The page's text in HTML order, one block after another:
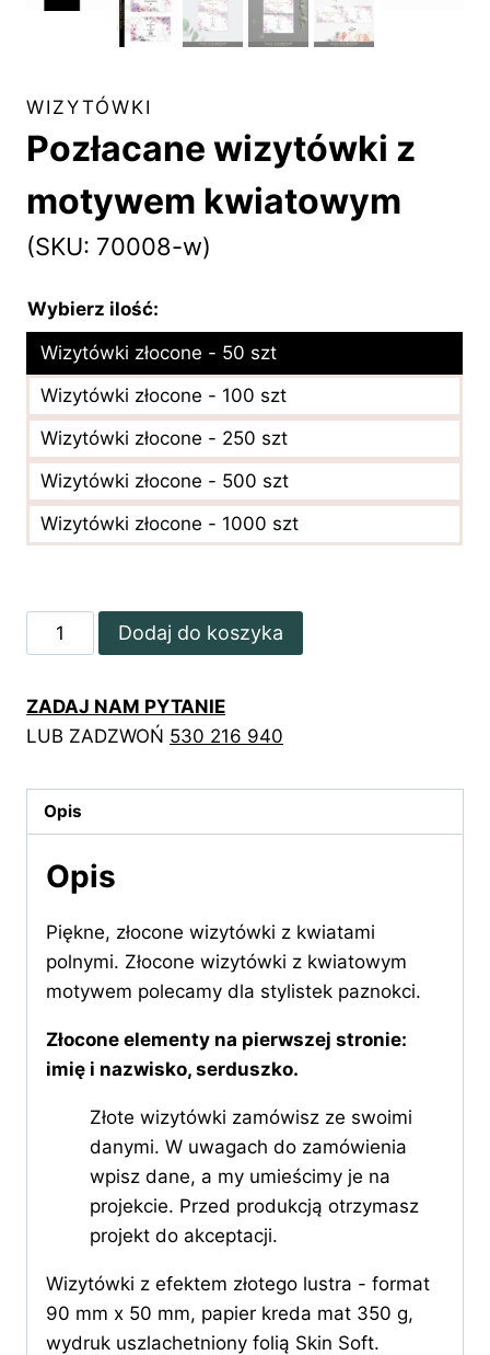
WIZYTÓWKI
Pozłacane wizytówki z
motywem kwiatowym
(SKU: 70008-w)
Wybierz ilość:
Wizytówki złocone - 50 szt
Wizytówki złocone - 100 szt
Wizytówki złocone - 250 szt
Wizytówki złocone - 500 szt
Wizytówki złocone - 1000 szt
ilość
Pozłacane
z
motywem
Dodaj do koszyka
ZADAJ NAM PYTANIE
LUB ZADZWOŃ 530 216 940
Opis
Opis
Piękne, złocone wizytówki z kwiatami
polnymi. Złocone wizytówki z kwiatowym
motywem polecamy dla stylistek paznokci.
Złocone elementy na pierwszej stronie:
imię i nazwisko, serduszko.
Złote wizytówki zamówisz ze swoimi
danymi. W uwagach do zamówienia
wpisz dane, a my umieścimy je na
projekcie. Przed produkcją otrzymasz
projekt do akceptacji.
Wizytówki z efektem złotego lustra - format
90 mm x 50 mm, papier kreda mat 350 g,
wydruk uszlachetniony folią Skin Soft.